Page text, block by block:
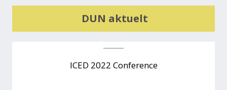
DUN aktuelt
ICED 2022 Conference